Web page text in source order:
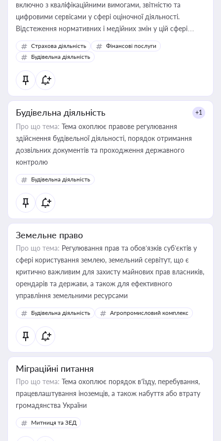
включно з кваліфікаційними вимогами, звітністю та
цифровими сервісами у сфері оціночної діяльності.
Відстеження нормативних і медійних змін у цій сфері
корисне для власника бізнесу, керівника, юриста або
бухгалтера під час оподаткування, приватизації, оренди
державного майна, корпоративних угод і перевірки
статусу суб'єктів оціночної діяльності
Страхова діяльність
Фінансові послуги
Будівельна діяльність
Будівельна діяльність +1
Про що тема: Тема охоплює правове регулювання
здійснення будівельної діяльності, порядок отримання
дозвільних документів та проходження державного
контролю
Будівельна діяльність
Земельне право
Про що тема: Регулювання прав та обов’язків суб’єктів у
сфері користування землею, земельний сервітут, що є
критично важливим для захисту майнових прав власників,
орендарів та держави, а також для ефективного
управління земельними ресурсами
Будівельна діяльність Агропромисловий комплекс
Міграційні питання
Про що тема: Тема охоплює порядок в’їзду, перебування,
працевлаштування іноземців, а також набуття або втрату
громадянства України
Митниця та ЗЕД